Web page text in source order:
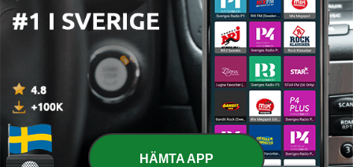
87 -
Sommaravsnitt: Kruthornen och kanonerna i den
unika vapensamlingen!
Sommaravsnitt: När en tjur anföll Tegnérstatyn!
01 Aug 2026
85 - Sommaravsnitt: Varför kör vi på höger sida?
28 Jul 2026
HÄMTA APP